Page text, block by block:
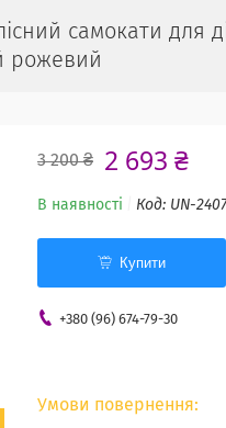
самокати для
рожевий
3 200 ₴ 2 693 ₴
В наявності Код: UN-
Купити
+380 (96) 674-79-30